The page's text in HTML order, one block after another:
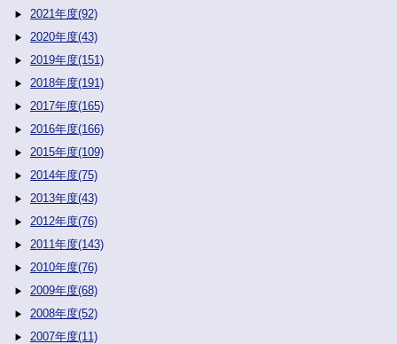
2021年度(92)
2020年度(43)
2019年度(151)
2018年度(191)
2017年度(165)
2016年度(166)
2015年度(109)
2014年度(75)
2013年度(43)
2012年度(76)
2011年度(143)
2010年度(76)
2009年度(68)
2008年度(52)
2007年度(11)